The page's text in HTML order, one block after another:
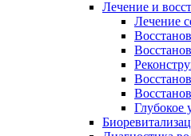
Лечение и
Лечение
Глубокое